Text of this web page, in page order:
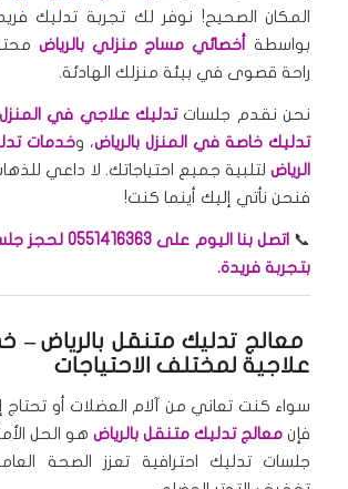
المكان الصحيح! نوفر لك تجربة تدليك
بواسطة
أخصائي مساج منزلي بالرياض
راحة قصوى في بيئة منزلك الهادئة.
نحن نقدم جلساتتدليك علاجي في المنزل
تدليك خاصة في المنزل بالرياض، وخدمات
الرياضلتلبية جميع احتياجاتك. لا داعي
فنحن نأتي إليك أينما كنت!
📞
اتصل بنا اليوم على
بتجربة فريدة.
معالج تدليك متنقل بالرياض–
علاجية لمختلف الاحتياجات
سواء كنت تعاني من آلام العضلات أو تحتاج
فإن معالج تدليك متنقل بالرياضهو الحل
جلسات تدليك احترافية تعزز الصحة